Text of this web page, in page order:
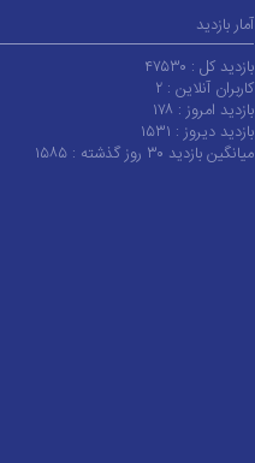
آمار بازدید
بازدید کل : ۴۷۵۳۰
کاربران آنلاین :۲
بازدید امروز : ۱۷۸
بازدید دیروز : ۱۵۳۱
میانگین بازدید ۳۰ روز گذشته :
۱۵۸۵